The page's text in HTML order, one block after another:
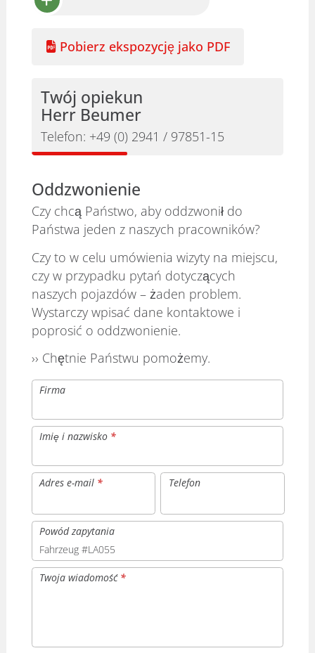
Pobierz ekspozycję jako PDF
Twój opiekun
Herr Beumer
Telefon: +49 (0) 2941 / 97851-15
Oddzwonienie
Czy chcą Państwo, aby oddzwonił do
Państwa jeden z naszych pracowników?
Czy to w celu umówienia wizyty na miejscu,
czy w przypadku pytań dotyczących
naszych pojazdów – żaden problem.
Wystarczy wpisać dane kontaktowe i
poprosić o oddzwonienie.
›› Chętnie Państwu pomożemy.
Firma
Imię i nazwisko *
Adres e-mail * Telefon
Powód zapytania
Twoja wiadomość *